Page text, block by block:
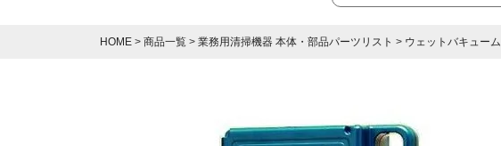
HOME 商品一覧 業務用清掃機器 本体・部品パーツリスト ウェットバキューム